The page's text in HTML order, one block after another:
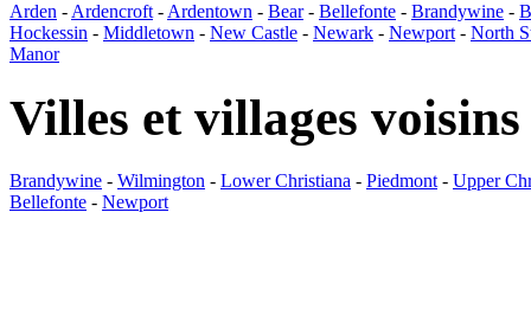
Arden - Ardencroft - Ardentown - Bear- Bellefonte - Brandywine -
Hockessin - Middletown - New Castle - Newark - Newport - North
Manor
Villes et villages voisins
Brandywine - Wilmington - Lower Christiana - Piedmont - Upper
Bellefonte - Newport